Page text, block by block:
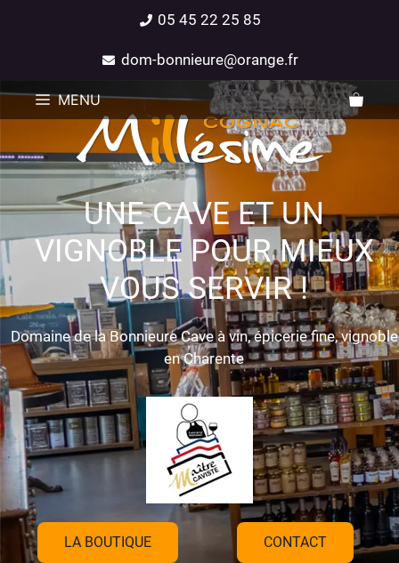
05 45 22 25 85
dom-bonnieure@orange.fr
MENU
UNE CAVE ET UN
VIGNOBLE POUR MIEUX
VOUS SERVIR !
Domaine de la Bonnieure Cave à vin, épicerie fine, vignoble
en Charente
LA BOUTIQUE CONTACT